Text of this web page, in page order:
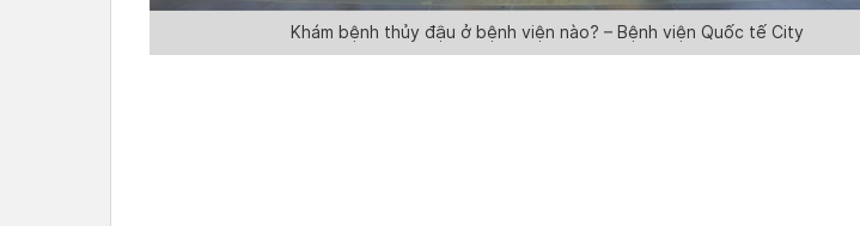
Khám bệnh thủy đậu ở bệnh viện nào? – Bệnh viện Quốc tế City